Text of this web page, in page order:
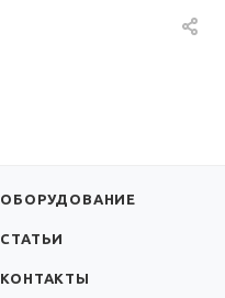
ОБОРУДОВАНИЕ
СТАТЬИ
КОНТАКТЫ